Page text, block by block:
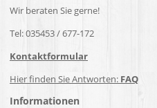
Wir beraten Sie gerne!
Tel: 035453 / 677-172
Kontaktformular
Hier finden Sie Antworten: FAQ
Informationen